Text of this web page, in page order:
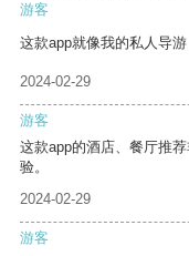
游客
这款app就像我的私人导
2024-02-29
游客
这款app的酒店、餐厅推
验。
2024-02-29
游客